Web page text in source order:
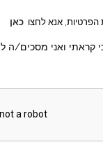
הפרטיות, אנא לחצו כאן
ואני מסכים/ה